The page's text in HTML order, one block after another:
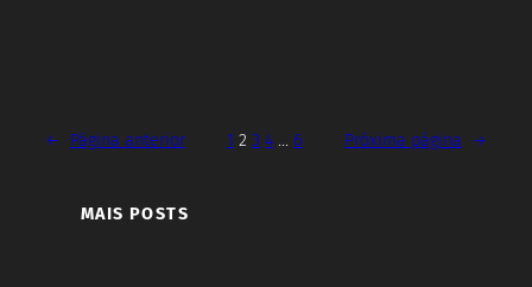
← Página anterior 1 2 3 4 … 6 Próxima página →
MAIS POSTS